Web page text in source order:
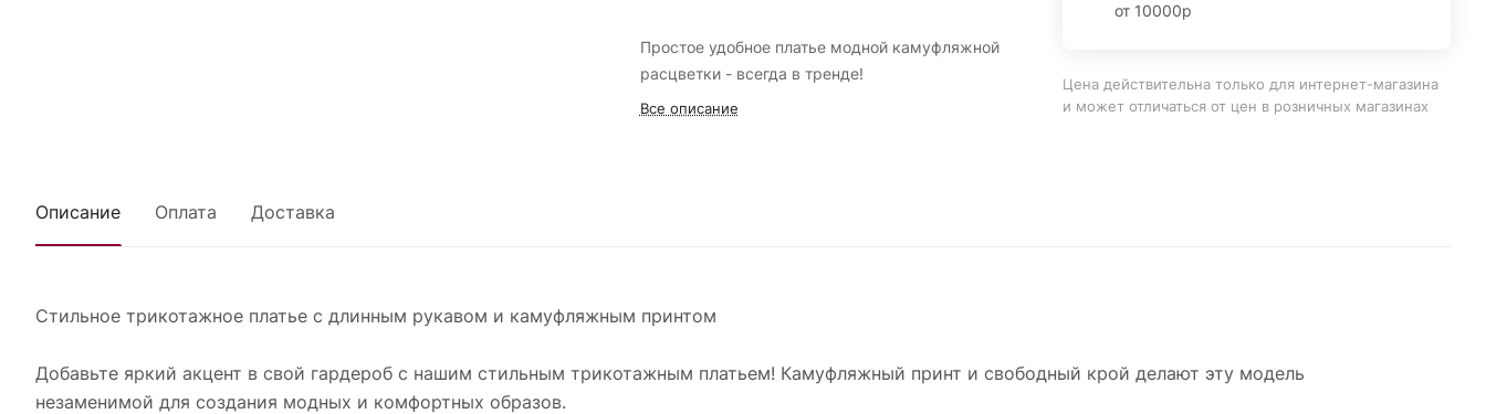
Простое удобное платье модной камуфляжной
расцветки - всегда в тренде!
Все описание
от 10000р
Цена действительна только для интернет-магазина
и может отличаться от цен в розничных магазинах
Описание Оплата Доставка
Стильное трикотажное платье с длинным рукавом и камуфляжным принтом
Добавьте яркий акцент в свой гардероб с нашим стильным трикотажным платьем! Камуфляжный принт и свободный крой делают эту модель
незаменимой для создания модных и комфортных образов.